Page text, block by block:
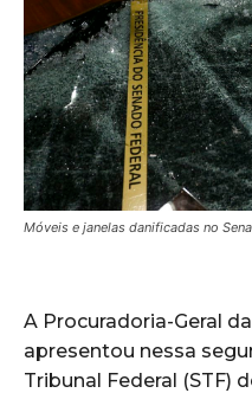
Móveis e janelas danificadas no
A Procuradoria-Geral
apresentou nessa
Tribunal Federal (STF)